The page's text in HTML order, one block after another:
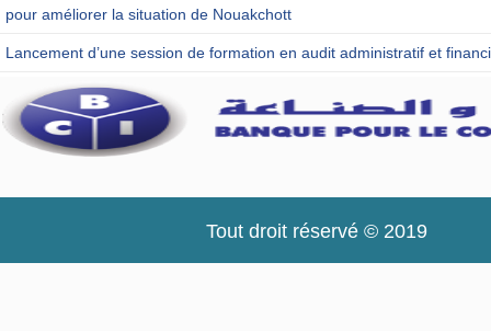
pour améliorer la situation de Nouakchott
Lancement d’une session de formation en audit administratif et
Tout droit réservé © 2019